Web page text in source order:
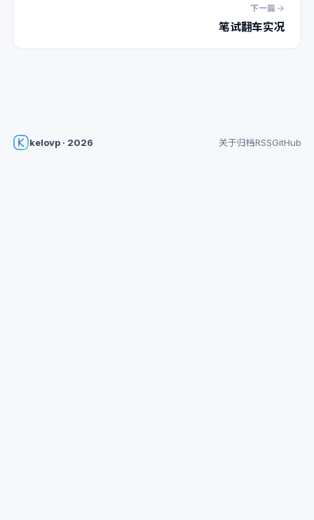
下一篇
笔试翻车实况
kelovp · 2026 关于归档RSSGitHub